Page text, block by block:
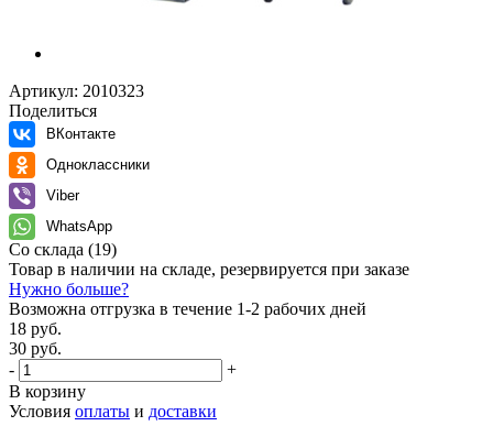
Артикул: 2010323
Поделиться
ВКонтакте
Одноклассники
Viber
WhatsApp
Со склада (19)
Товар в наличии на складе, резервируется при заказе
Нужно больше?
Возможна отгрузка в течение 1-2 рабочих дней
18 руб.
30 руб.
-
+
В корзину
Условия оплаты и доставки